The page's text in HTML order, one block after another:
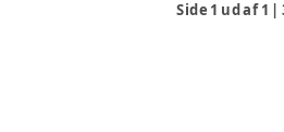
Side 1 ud af1 |